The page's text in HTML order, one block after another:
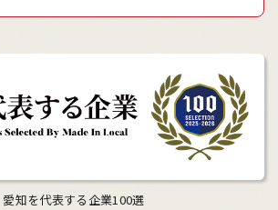
愛知を代表する企業100選